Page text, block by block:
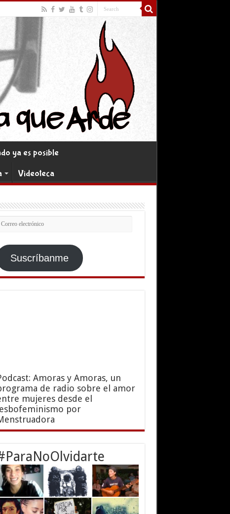
ya es posible
Videoteca
Correo
Suscríbanme
Amoras y Amoras, un
de radio sobre el amor
mujeres desde el
lesbofeminismo por